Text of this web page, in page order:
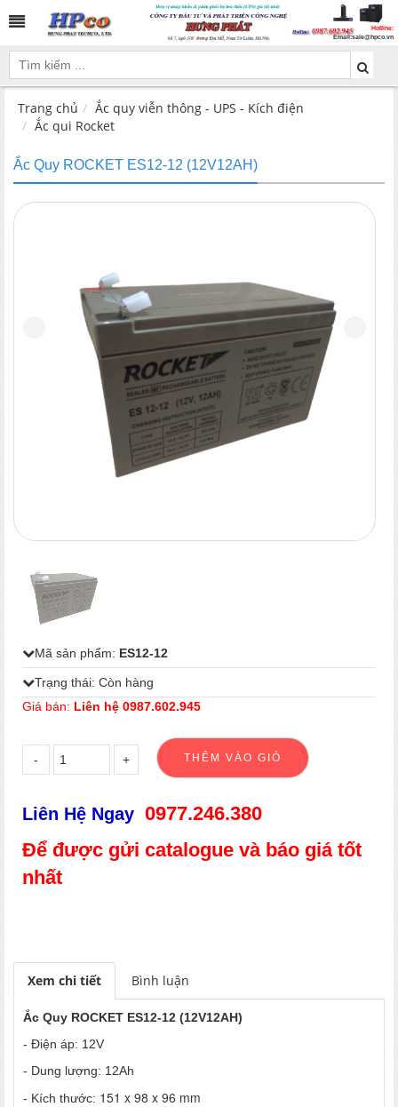
Hotline:
Email:sale@hpco.vn
Trang chủ
Ắc quy viễn thông - UPS - Kích điện
Ắc qui Rocket
Ắc Quy ROCKET ES12-12 (12V12AH)
Mã sản phẩm: ES12-12
Trạng thái: Còn hàng
Giá bán: Liên hệ 0987.602.945
Liên Hệ Ngay 0977.246.380
Để được gửi catalogue và báo giá tốt
nhất
Xem chi tiết Bình luận
Ắc Quy ROCKET ES12-12 (12V12AH)
- Điện áp: 12V
- Dung lượng: 12Ah
- Kích thước: 151 x 98 x 96 mm